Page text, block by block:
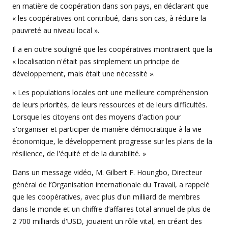
en matière de coopération dans son pays, en déclarant que
« les coopératives ont contribué, dans son cas, à réduire la
pauvreté au niveau local ».
Il a en outre souligné que les coopératives montraient que la
« localisation n'était pas simplement un principe de
développement, mais était une nécessité ».
« Les populations locales ont une meilleure compréhension
de leurs priorités, de leurs ressources et de leurs difficultés.
Lorsque les citoyens ont des moyens d'action pour
s'organiser et participer de manière démocratique à la vie
économique, le développement progresse sur les plans de la
résilience, de l'équité et de la durabilité. »
Dans un message vidéo, M. Gilbert F. Houngbo, Directeur
général de l’Organisation internationale du Travail, a rappelé
que les coopératives, avec plus d'un milliard de membres
dans le monde et un chiffre d’affaires total annuel de plus de
2 700 milliards d'USD, jouaient un rôle vital, en créant des